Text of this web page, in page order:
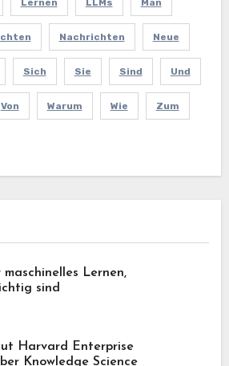
Lernen LLMs Man
Nachrichten Neue
Sich Sie Sind Und
Von Warum Wie Zum
Lernen,
sind
Harvard Enterprise
Knowledge Science